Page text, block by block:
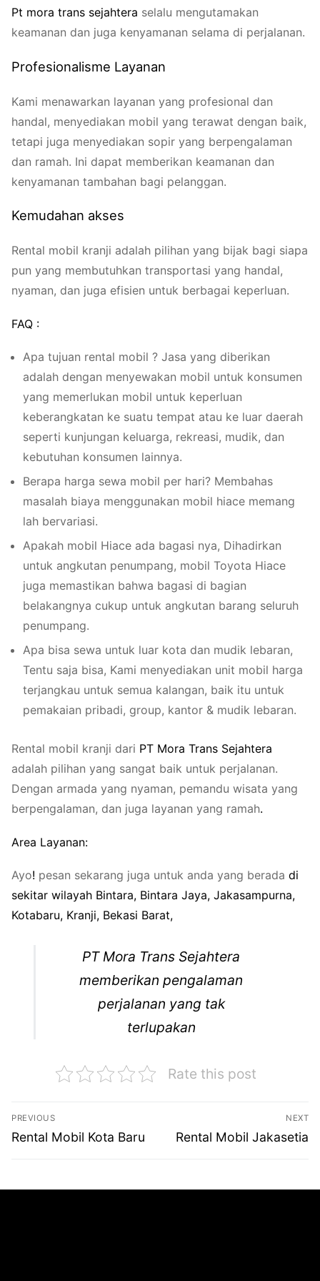
Pt mora trans sejahtera selalu mengutamakan
keamanan dan juga kenyamanan selama di perjalanan.
Profesionalisme Layanan
Kami menawarkan layanan yang profesional dan
handal, menyediakan mobil yang terawat dengan baik,
tetapi juga menyediakan sopir yang berpengalaman
dan ramah. Ini dapat memberikan keamanan dan
kenyamanan tambahan bagi pelanggan.
Kemudahan akses
Rental mobil kranji adalah pilihan yang bijak bagi siapa
pun yang membutuhkan transportasi yang handal,
nyaman, dan juga efisien untuk berbagai keperluan.
FAQ :
Apa tujuan rental mobil ? Jasa yang diberikan
adalah dengan menyewakan mobil untuk konsumen
yang memerlukan mobil untuk keperluan
keberangkatan ke suatu tempat atau ke luar daerah
seperti kunjungan keluarga, rekreasi, mudik, dan
kebutuhan konsumen lainnya.
Berapa harga sewa mobil per hari? Membahas
masalah biaya menggunakan mobil hiace memang
lah bervariasi.
Apakah mobil Hiace ada bagasi nya, Dihadirkan
untuk angkutan penumpang, mobil Toyota Hiace
juga memastikan bahwa bagasi di bagian
belakangnya cukup untuk angkutan barang seluruh
penumpang.
Apa bisa sewa untuk luar kota dan mudik lebaran,
Tentu saja bisa, Kami menyediakan unit mobil harga
terjangkau untuk semua kalangan, baik itu untuk
pemakaian pribadi, group, kantor & mudik lebaran.
Rental mobil kranji dari PT Mora Trans Sejahtera
adalah pilihan yang sangat baik untuk perjalanan.
Dengan armada yang nyaman, pemandu wisata yang
berpengalaman, dan juga layanan yang ramah.
Area Layanan:
Ayo! pesan sekarang juga untuk anda yang berada di
sekitar wilayah Bintara, Bintara Jaya, Jakasampurna,
Kotabaru, Kranji, Bekasi Barat,
PT Mora Trans Sejahtera
memberikan pengalaman
perjalanan yang tak
terlupakan
Rate this post
Navigasi
pos
PREVIOUS
Previous
Rental Mobil Kota Baru
NEXT
Next
Rental Mobil Jakasetia